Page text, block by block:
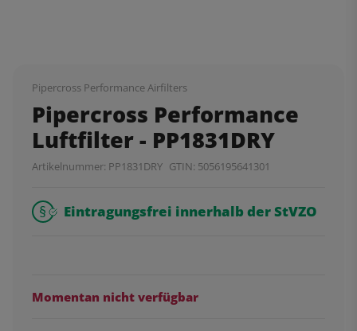
Pipercross Performance Airfilters
Pipercross Performance
Luftfilter - PP1831DRY
Artikelnummer: PP1831DRY GTIN: 5056195641301
Eintragungsfrei innerhalb der StVZO
Momentan nicht verfügbar